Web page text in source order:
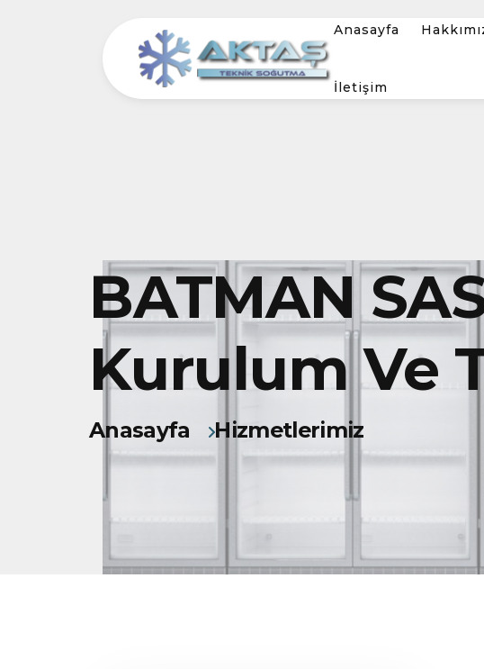
Anasayfa
İletişim
BATMAN
Kurulum Ve
Anasayfa Hizmetlerimiz